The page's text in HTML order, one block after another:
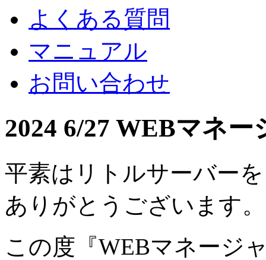
よくある質問
マニュアル
お問い合わせ
2024 6/27 WEBマネ
平素はリトルサーバー
ありがとうございます。
この度『WEBマネージ